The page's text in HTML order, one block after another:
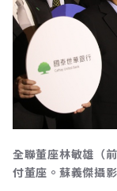
全聯董座林敏雄（
付董座。蘇義傑攝影